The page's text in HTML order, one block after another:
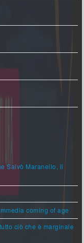
Salvò Maranello, il
coming of age
ciò che è marginale